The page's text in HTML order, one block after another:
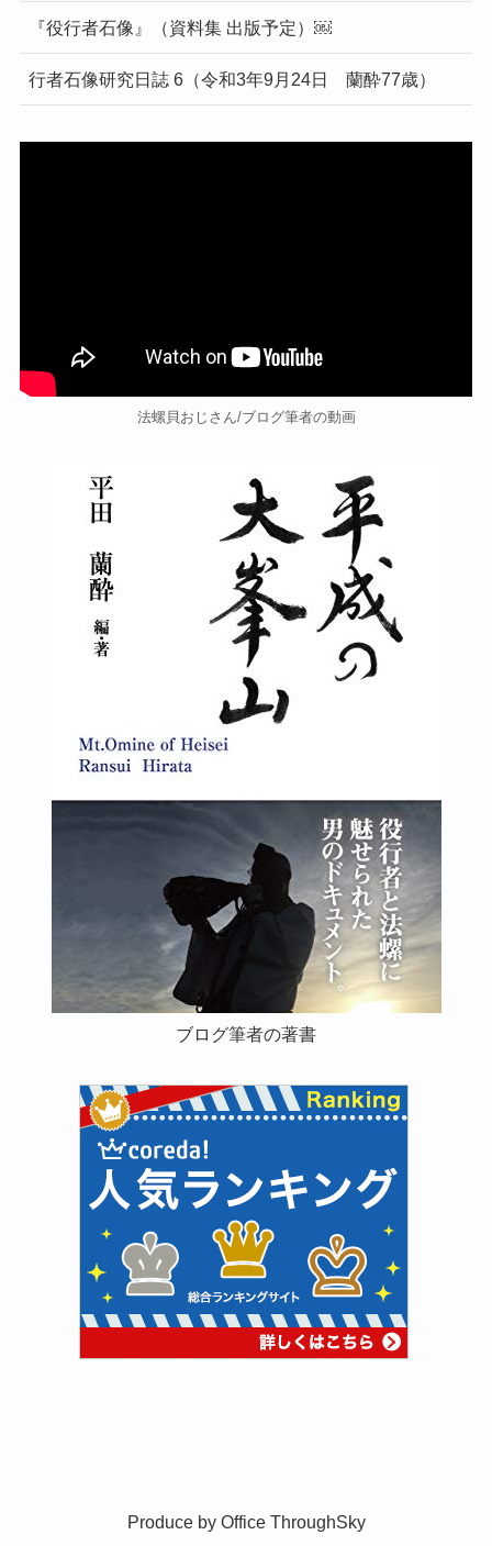
『役行者石像』（資料集 出版予定）￼
行者石像研究日誌 6（令和3年9月24日 蘭酔77歳）
法螺貝おじさん/ブログ筆者の動画
ブログ筆者の著書
Produce by Office ThroughSky